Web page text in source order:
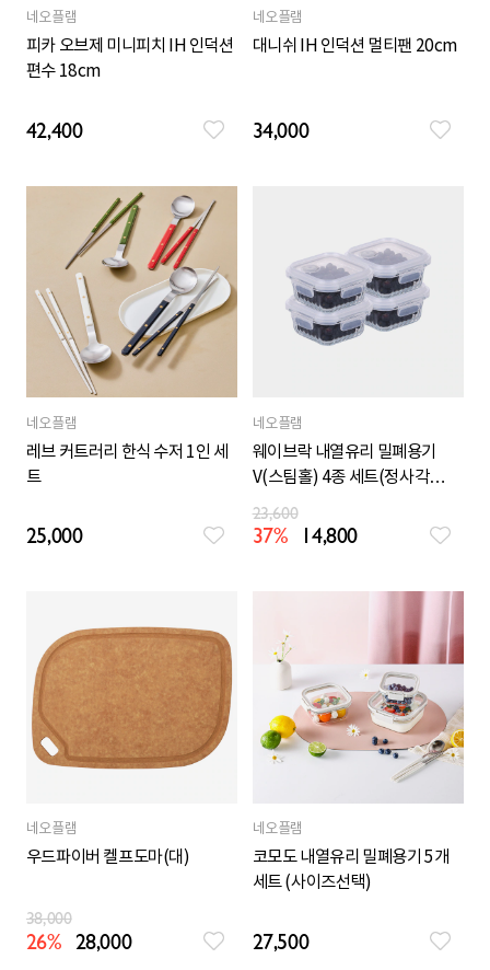
네오플램
피카 오브제 미니피치 IH 인덕션
편수 18cm
42,400
네오플램
대니쉬 IH 인덕션 멀티팬 20cm
34,000
네오플램
레브 커트러리 한식 수저 1인 세
트
25,000
네오플램
웨이브락 내열유리 밀폐용기
V(스팀홀) 4종 세트(정사각
23,600
37% 14,800
네오플램
우드파이버 켈프도마(대)
38,000
26% 28,000
네오플램
코모도 내열유리 밀폐용기 5개
세트 (사이즈선택)
27,500